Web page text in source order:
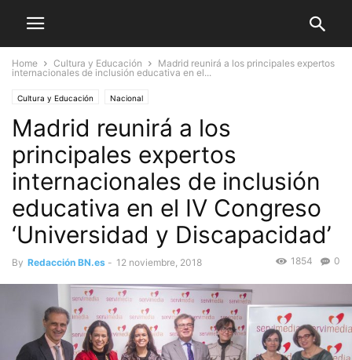
Home Cultura y Educación
Madrid reunirá a los principales expertos
internacionales de inclusión educativa en el...
Cultura y Educación Nacional
Madrid reunirá a los
principales expertos
internacionales de inclusión
educativa en el IV Congreso
‘Universidad y Discapacidad’
By Redacción BN.es - 12 noviembre, 2018 0
1854